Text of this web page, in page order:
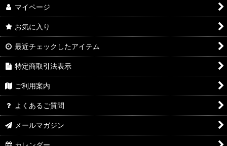
マイページ
お気に入り
最近チェックしたアイテム
特定商取引法表示
ご利用案内
よくあるご質問
メールマガジン